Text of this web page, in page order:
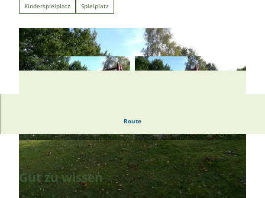
Kinderspielplatz Spielplatz
© A. Brüning |CC-BY © A. Brüning |CC-BY
Route
Auf dem Kinderspielplatz im Scharhörner Ring gibt es
zwei Schaukeln, ein Kletternetz und zwei Reckstangen.
Gut zu wissen